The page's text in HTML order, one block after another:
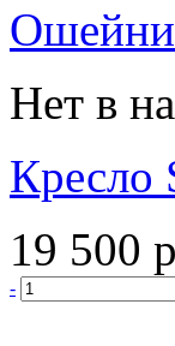
Нет в
Кресло
19 500
-